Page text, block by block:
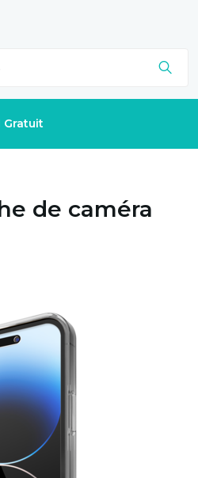
Gratuit
de caméra